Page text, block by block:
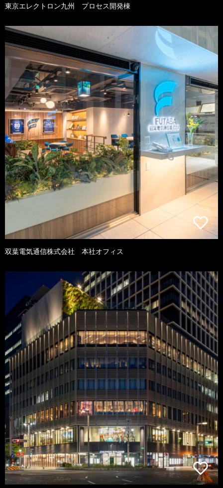
東京エレクトロン九州 プロセス開発棟
双葉電気通信株式会社 本社オフィス